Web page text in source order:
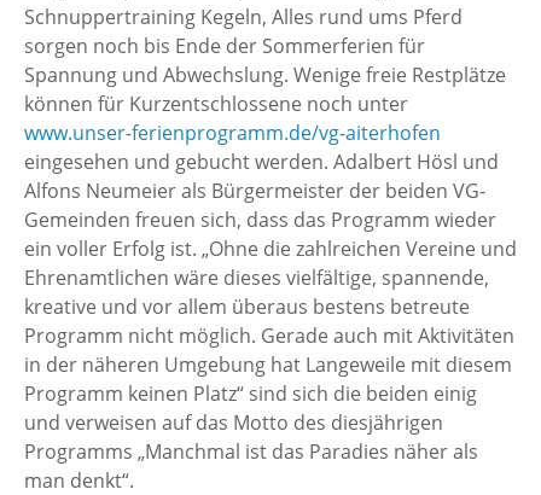
Schnuppertraining Kegeln, Alles rund ums Pferd
sorgen noch bis Ende der Sommerferien für
Spannung und Abwechslung. Wenige freie Restplätze
können für Kurzentschlossene noch unter
www.unser-ferienprogramm.de/vg-aiterhofen
eingesehen und gebucht werden. Adalbert Hösl und
Alfons Neumeier als Bürgermeister der beiden VG-
Gemeinden freuen sich, dass das Programm wieder
ein voller Erfolg ist. „Ohne die zahlreichen Vereine und
Ehrenamtlichen wäre dieses vielfältige, spannende,
kreative und vor allem überaus bestens betreute
Programm nicht möglich. Gerade auch mit Aktivitäten
in der näheren Umgebung hat Langeweile mit diesem
Programm keinen Platz“ sind sich die beiden einig
und verweisen auf das Motto des diesjährigen
Programms „Manchmal ist das Paradies näher als
man denkt“.